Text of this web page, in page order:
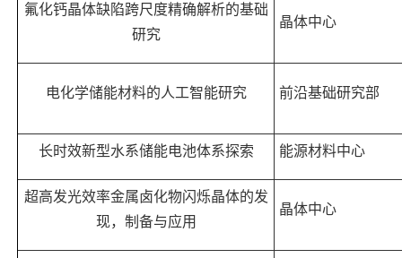
氟化钙晶体缺陷跨尺度精确解析的基础
研究
晶体中心
电化学储能材料的人工智能研究 前沿基础研究部
长时效新型水系储能电池体系探索 能源材料中心
超高发光效率金属卤化物闪烁晶体的发
现，制备与应用
晶体中心